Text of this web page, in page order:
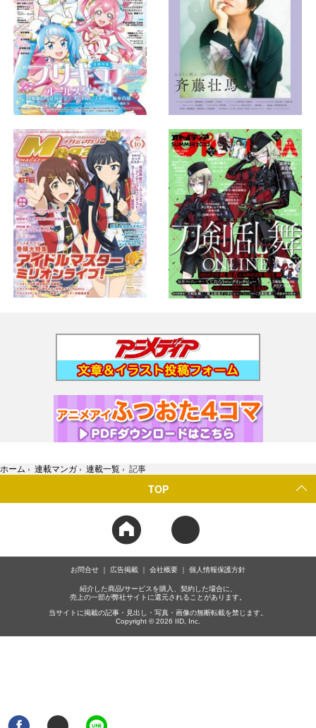
ホーム › 連載マンガ › 連載一覧 › 記事
TOP
お問合せ 広告掲載 会社概要 個人情報保護方針
紹介した商品/サービスを購入、契約した場合に、
売上の一部が弊社サイトに還元されることがあります。
当サイトに掲載の記事・見出し・写真・画像の無断転載を禁じます。
Copyright © 2026 IID, Inc.